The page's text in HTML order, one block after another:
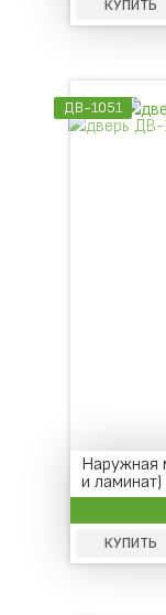
КУПИТЬ
ДВ-1051
Наружная
и ламинат)
КУПИТЬ